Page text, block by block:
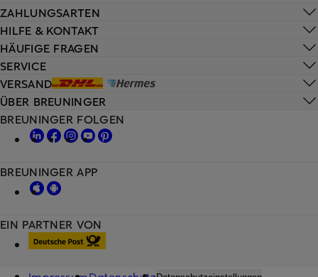
HILFE & KONTAKT
HÄUFIGE FRAGEN
SERVICE
VERSAND
ZAHLUNGSARTEN
ÜBER BREUNINGER
EIN PARTNER VON
BREUNINGER FOLGEN
BREUNINGER APP